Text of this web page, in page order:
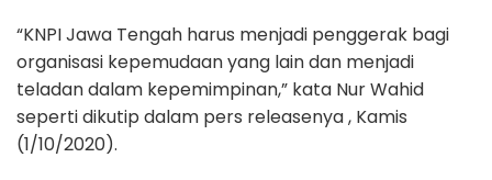
“KNPI Jawa Tengah harus menjadi penggerak bagi
organisasi kepemudaan yang lain dan menjadi
teladan dalam kepemimpinan,” kata Nur Wahid
seperti dikutip dalam pers releasenya , Kamis
(1/10/2020).